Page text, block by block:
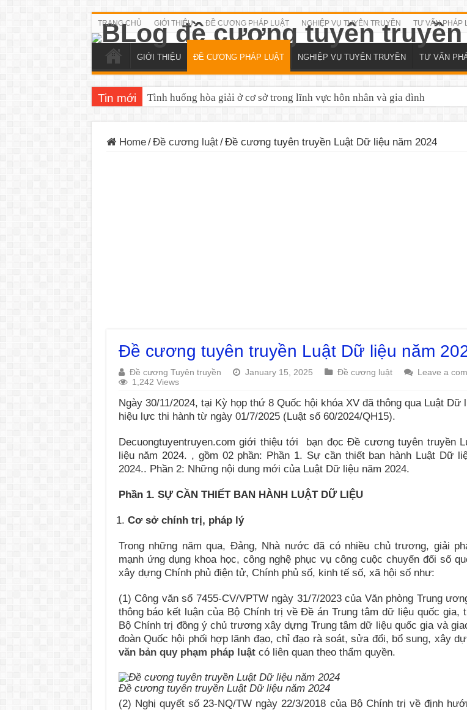
TRANG CHỦ GIỚI THIỆU ĐỀ CƯƠNG PHÁP LUẬT NGHIỆP VỤ TUYÊN TRUYỀN TƯ VẤN PHÁP
GIỚI THIỆU ĐỀ CƯƠNG PHÁP LUẬT NGHIỆP VỤ TUYÊN TRUYỀN TƯ VẤN
Tin mới Tình huống hòa giải ở cơ sở trong lĩnh vực hôn nhân và gia đình
Tình huống hòa giải trên lĩnh vực dân sự năm 2026
Home/Đề cương luật/Đề cương tuyên truyền Luật Dữ liệu năm 2024
Đề cương tuyên truyền Luật Dữ liệu năm
Đề cương Tuyên truyền January 15, 2025 Đề cương luật
Leave a
1,242 Views
Ngày 30/11/2024, tại Kỳ họp thứ 8 Quốc hội khóa XV đã thông qua Luật Dữ
hiệu lực thi hành từ ngày 01/7/2025 (Luật số 60/2024/QH15).
Decuongtuyentruyen.com giới thiệu tới bạn đọc Đề cương tuyên truyền
liệu năm 2024. , gồm 02 phần: Phần 1. Sự cần thiết ban hành Luật Dữ
2024.. Phần 2: Những nội dung mới của Luật Dữ liệu năm 2024.
Phần 1. SỰ CẦN THIẾT BAN HÀNH LUẬT DỮ LIỆU
Cơ sở chính trị, pháp lý
Trong những năm qua, Đảng, Nhà nước đã có nhiều chủ trương, giải
mạnh ứng dụng khoa học, công nghệ phục vụ công cuộc chuyển đổi số
xây dựng Chính phủ điện tử, Chính phủ số, kinh tế số, xã hội số như:
(1) Công văn số 7455-CV/VPTW ngày 31/7/2023 của Văn phòng Trung
thông báo kết luận của Bộ Chính trị về Đề án Trung tâm dữ liệu quốc gia,
Bộ Chính trị đồng ý chủ trương xây dựng Trung tâm dữ liệu quốc gia và
đoàn Quốc hội phối hợp lãnh đạo, chỉ đạo rà soát, sửa đổi, bổ sung, xây
văn bản quy phạm pháp luậtcó liên quan theo thẩm quyền.
Đề cương tuyên truyền Luật Dữ liệu năm 2024
(2) Nghị quyết số 23-NQ/TW ngày 22/3/2018 của Bộ Chính trị về định